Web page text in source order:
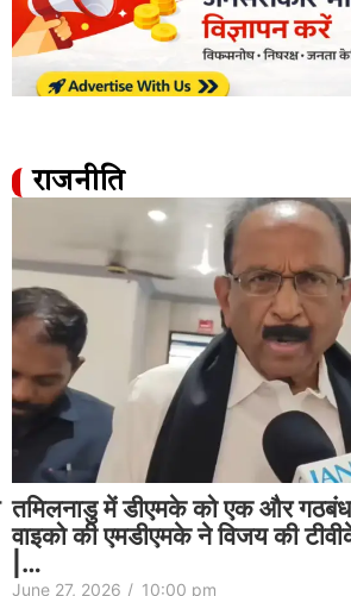
राजनीति
‘क्या बंगाली जानते हैं कि राजमा क्या
बंगाल मिड-डे मील विवाद पर बीजेपी पर
June 27, 2026